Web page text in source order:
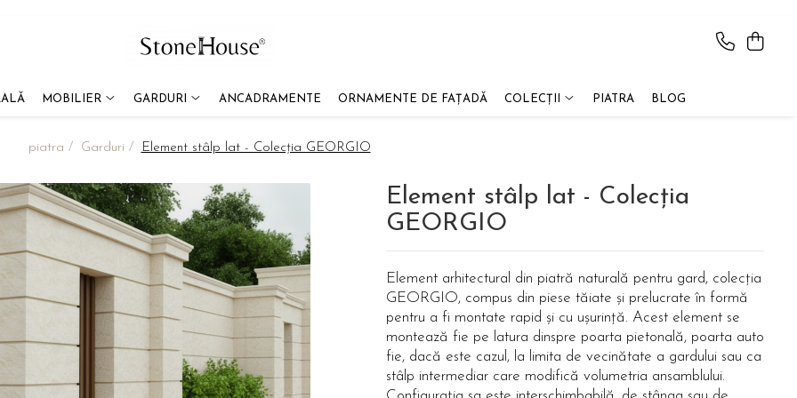
MOBILIER GARDURI ANCADRAMENTE ORNAMENTE DE FAȚADĂ COLECȚII PIATRA BLOG
piatra / Garduri / Element stâlp lat - Colecția GEORGIO
Element stâlp lat - Colecția
GEORGIO
Element arhitectural din piatră naturală pentru gard, colecția
GEORGIO, compus din piese tăiate și prelucrate în formă
pentru a fi montate rapid și cu ușurință. Acest element se
montează fie pe latura dinspre poarta pietonală, poarta auto
fie, dacă este cazul, la limita de vecinătate a gardului sau ca
stâlp intermediar care modifică volumetria ansamblului.